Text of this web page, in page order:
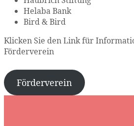
Helaba Bank
Bird & Bird
Klicken Sie den Link für
Förderverein
Förderverein